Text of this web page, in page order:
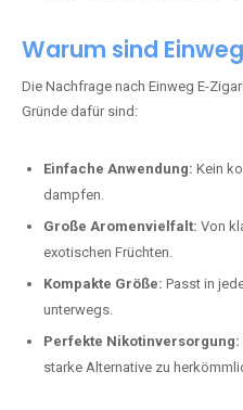
Warum sind
Die Nachfrage nach Einweg E-
Gründe dafür sind:
Einfache Anwendung: Kein
dampfen.
Große Aromenvielfalt: Von
exotischen Früchten.
Kompakte Größe: Passt in
unterwegs.
Perfekte Nikotinversorgung:
starke Alternative zu